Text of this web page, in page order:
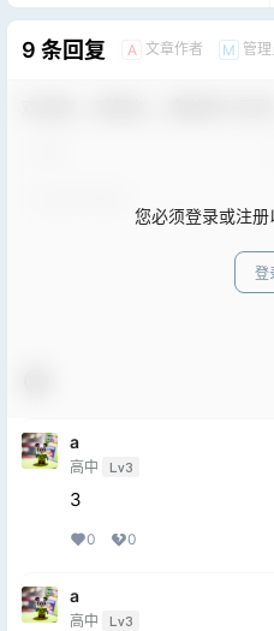
9 条回复 A 文章作者 M 管理
您必须登录或注
登
a
高中 Lv3
3
0 0
a
高中 Lv3